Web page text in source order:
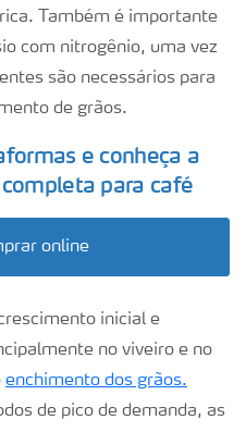
Também é importante
com nitrogênio, uma vez
são necessários para
de grãos.
e conheça a
para café
online
inicial e
no viveiro e no
enchimento dos grãos.
de pico de demanda, as